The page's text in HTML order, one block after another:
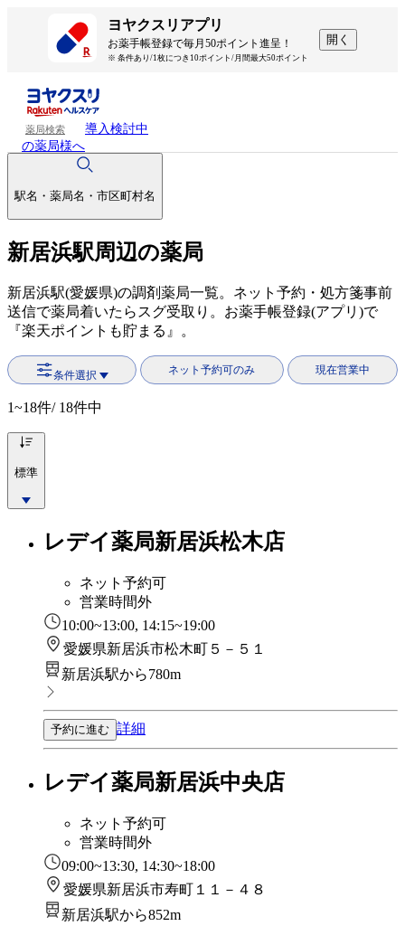
ヨヤクスリアプリ
お薬手帳登録で毎月50ポイント進呈！
※ 条件あり/1枚につき10ポイント/月間最大50ポイント
開く
薬局検索
導入検討中
の薬局様へ
駅名・薬局名・市区町村名
新居浜駅周辺の薬局
新居浜駅(愛媛県)の調剤薬局一覧。ネット予約・処方箋事前
送信で薬局着いたらスグ受取り。お薬手帳登録(アプリ)で
『楽天ポイントも貯まる』。
条件選択 ネット予約可のみ 現在営業中
1~18件/ 18件中
標準
レデイ薬局新居浜松木店
ネット予約可
営業時間外
10:00~13:00, 14:15~19:00
愛媛県新居浜市松木町５－５１
新居浜駅から780m
予約に進む 詳細
レデイ薬局新居浜中央店
ネット予約可
営業時間外
09:00~13:30, 14:30~18:00
愛媛県新居浜市寿町１１－４８
新居浜駅から852m